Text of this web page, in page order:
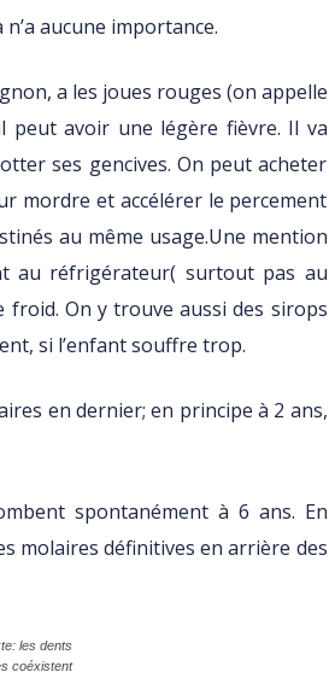
aucune importance.
a les joues rouges (on appelle
peut avoir une légère fièvre. Il va
ses gencives. On peut acheter
mordre et accélérer le percement
au même usage.Une mention
au réfrigérateur( surtout pas au
froid. On y trouve aussi des sirops
si l’enfant souffre trop.
en dernier; en principe à 2 ans,
spontanément à 6 ans. En
molaires définitives en arrière des
les dents
coéxistent